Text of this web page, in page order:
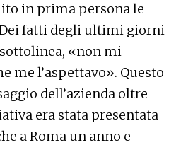
in prima persona le
Dei fatti degli ultimi giorni
«non mi
me l’aspettavo». Questo
dell’azienda oltre
era stata presentata
a Roma un anno e